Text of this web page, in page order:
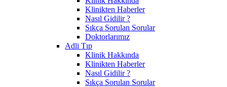
Klinikten Haberler
Nasıl Gidilir ?
Sıkça Sorulan Sorular
Doktorlarımız
Adli Tıp
Klinik Hakkında
Klinikten Haberler
Nasıl Gidilir ?
Sıkça Sorulan Sorular